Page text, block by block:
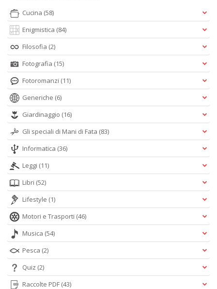
Cucina (58)
Enigmistica (84)
Filosofia (2)
Fotografia (15)
Fotoromanzi (11)
Generiche (6)
Giardinaggio (16)
Gli speciali di Mani di Fata (83)
Informatica (36)
Leggi (11)
Libri (52)
Lifestyle (1)
Motori e Trasporti (46)
Musica (54)
Pesca (2)
Quiz (2)
Raccolte PDF (43)